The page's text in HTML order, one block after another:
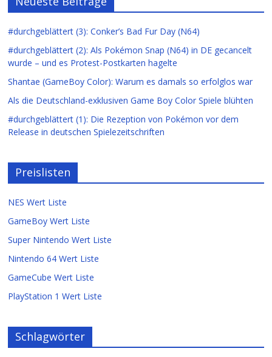
#durchgeblättert (3): Conker’s Bad Fur Day (N64)
#durchgeblättert (2): Als Pokémon Snap (N64) in DE gecancelt
wurde – und es Protest-Postkarten hagelte
Shantae (GameBoy Color): Warum es damals so erfolglos war
Als die Deutschland-exklusiven Game Boy Color Spiele blühten
#durchgeblättert (1): Die Rezeption von Pokémon vor dem
Release in deutschen Spielezeitschriften
Preislisten
NES Wert Liste
GameBoy Wert Liste
Super Nintendo Wert Liste
Nintendo 64 Wert Liste
GameCube Wert Liste
PlayStation 1 Wert Liste
Schlagwörter